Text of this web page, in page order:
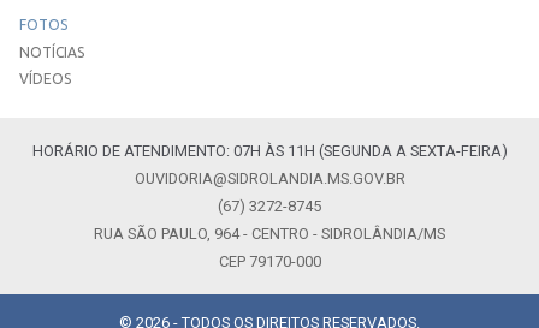
FOTOS
NOTÍCIAS
VÍDEOS
HORÁRIO DE ATENDIMENTO: 07H ÀS 11H (SEGUNDA A SEXTA-FEIRA)
OUVIDORIA@SIDROLANDIA.MS.GOV.BR
(67) 3272-8745
RUA SÃO PAULO, 964 - CENTRO - SIDROLÂNDIA/MS
CEP 79170-000
© 2026 - TODOS OS DIREITOS RESERVADOS.